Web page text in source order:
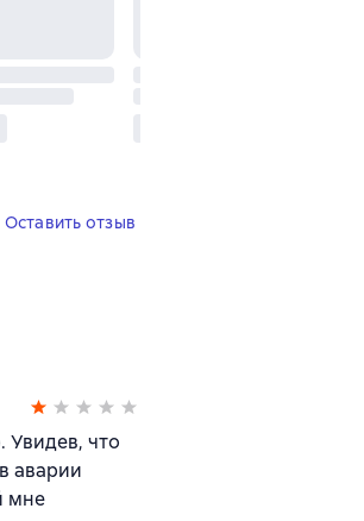
Оставить отзыв
Увидев, что
аварии
мне